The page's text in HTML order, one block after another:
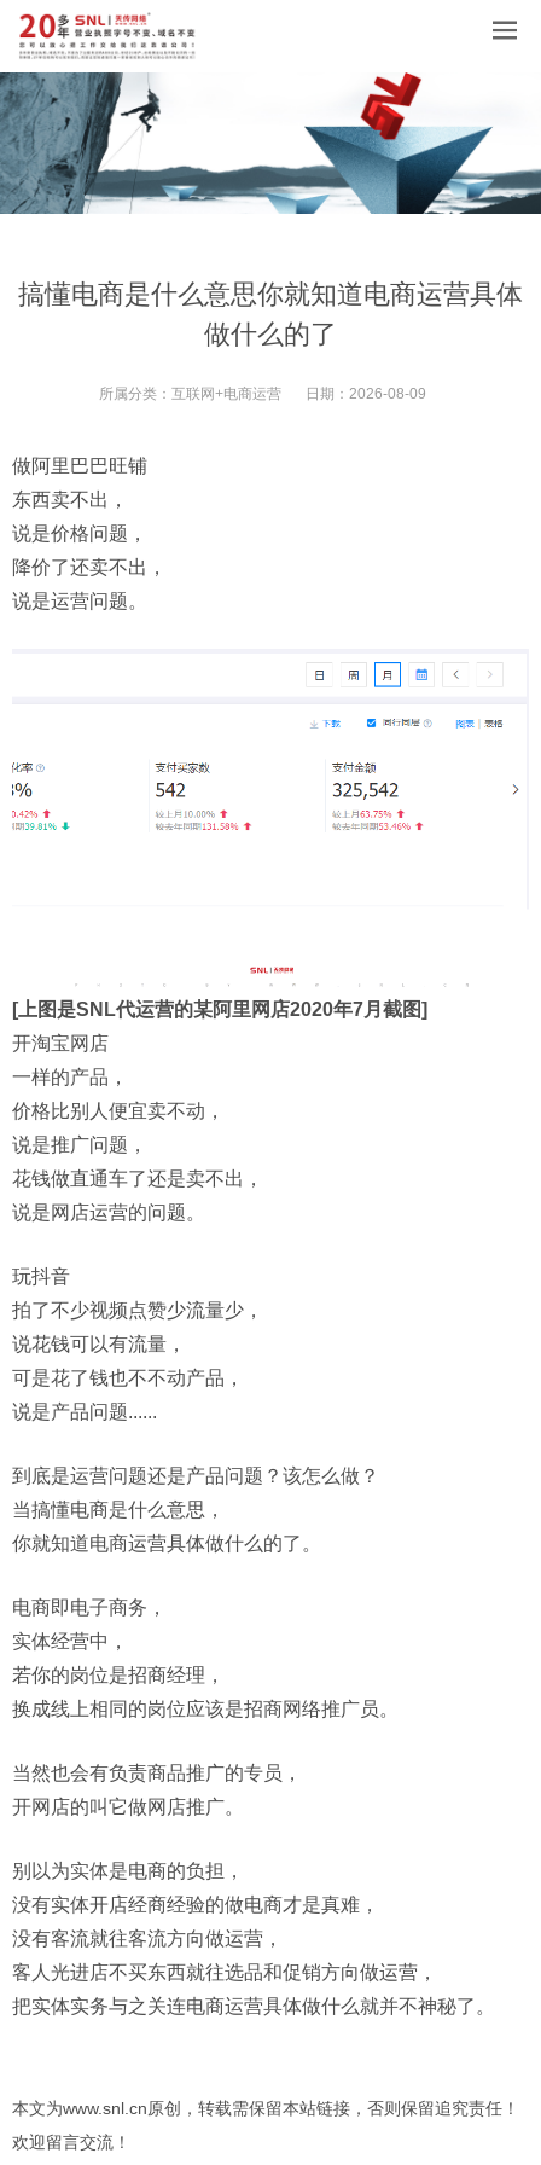
搞懂电商是什么意思你就知道电商运营具体
做什么的了
所属分类： 互联网+电商运营 日期： 2026-08-09
做阿里巴巴旺铺
东西卖不出，
说是价格问题，
降价了还卖不出，
说是运营问题。
[上图是SNL代运营的某阿里网店2020年7月截图]
开淘宝网店
一样的产品，
价格比别人便宜卖不动，
说是推广问题，
花钱做直通车了还是卖不出，
说是网店运营的问题。
玩抖音
拍了不少视频点赞少流量少，
说花钱可以有流量，
可是花了钱也不不动产品，
说是产品问题......
到底是运营问题还是产品问题？该怎么做？
当搞懂电商是什么意思，
你就知道电商运营具体做什么的了。
电商即电子商务，
实体经营中，
若你的岗位是招商经理，
换成线上相同的岗位应该是招商网络推广员。
当然也会有负责商品推广的专员，
开网店的叫它做网店推广。
别以为实体是电商的负担，
没有实体开店经商经验的做电商才是真难，
没有客流就往客流方向做运营，
客人光进店不买东西就往选品和促销方向做运营，
把实体实务与之关连电商运营具体做什么就并不神秘了。
本文为www.snl.cn原创，转载需保留本站链接，否则保留追究责任！
欢迎留言交流！